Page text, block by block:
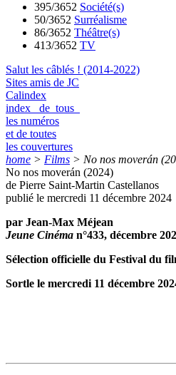
395/3652 Société(s)
50/3652 Surréalisme
86/3652 Théâtre(s)
413/3652 TV
Salut les câblés ! (2014-2022)
Sites amis de JC
Calindex
index de tous
les numéros
et de toutes
les couvertures
home > Films > No nos moverán
No nos moverán (2024)
de Pierre Saint-Martin Castellanos
publié le mercredi 11 décembre 2024
par Jean-Max Méjean
Jeune Cinéma n°433, décembre
Sélection officielle du Festival du
Sortle le mercredi 11 décembre